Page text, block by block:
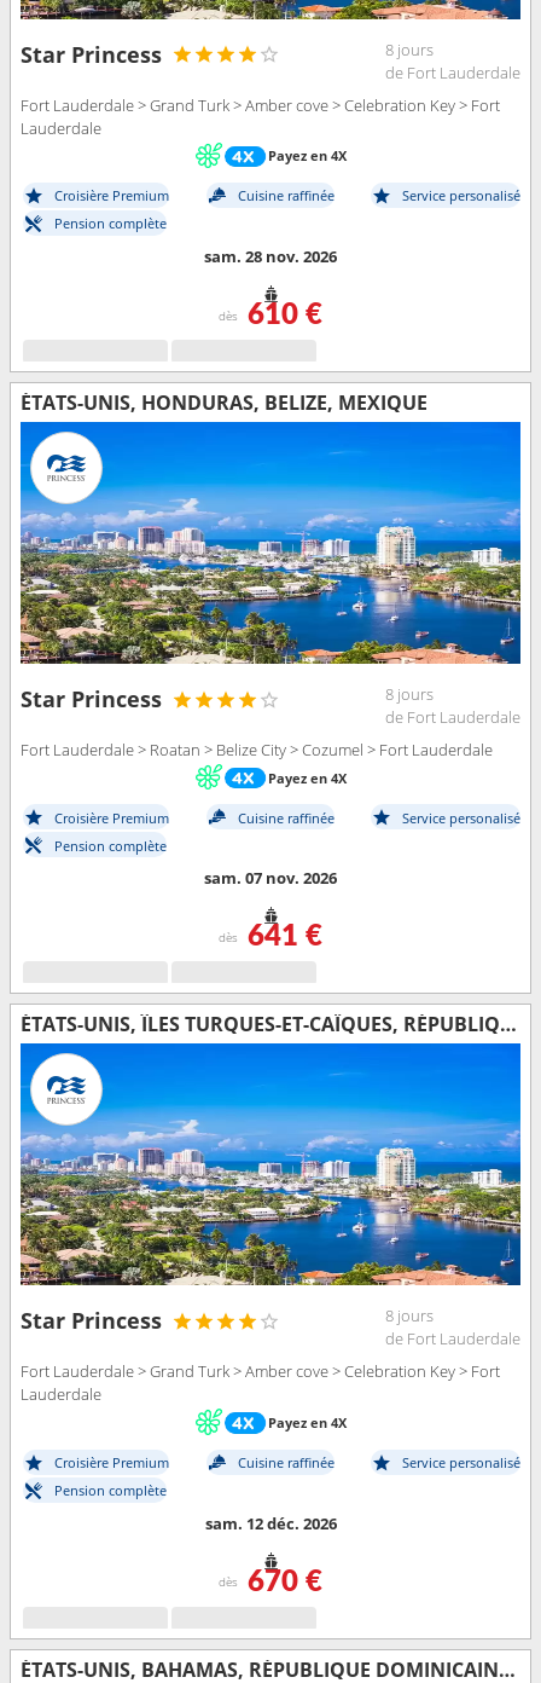
Star Princess
8 jours
de Fort Lauderdale
Fort Lauderdale > Grand Turk > Amber cove > Celebration Key > Fort
Lauderdale
Payez en 4X
Croisière Premium Cuisine raffinée
Service personalisé
Pension complète
sam. 28 nov. 2026
dès 610 €
ÉTATS-UNIS, HONDURAS, BELIZE, MEXIQUE
Star Princess
8 jours
de Fort Lauderdale
Fort Lauderdale > Roatan > Belize City > Cozumel > Fort Lauderdale
Payez en 4X
Croisière Premium Cuisine raffinée
Service personalisé
Pension complète
sam. 07 nov. 2026
dès 641 €
ÉTATS-UNIS, ÎLES TURQUES-ET-CAÏQUES, RÉPUBLIQUE DOMINICAINE, BAHAMAS
Star Princess
8 jours
de Fort Lauderdale
Fort Lauderdale > Grand Turk > Amber cove > Celebration Key > Fort
Lauderdale
Payez en 4X
Croisière Premium Cuisine raffinée
Service personalisé
Pension complète
sam. 12 déc. 2026
dès 670 €
ÉTATS-UNIS, BAHAMAS, RÉPUBLIQUE DOMINICAINE, ÎLES TURQUES-ET-CAÏQUES